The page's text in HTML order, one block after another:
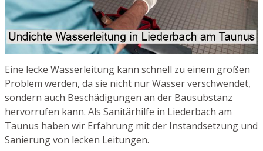
Eine lecke Wasserleitung kann schnell zu einem großen
Problem werden, da sie nicht nur Wasser verschwendet,
sondern auch Beschädigungen an der Bausubstanz
hervorrufen kann. Als Sanitärhilfe in Liederbach am
Taunus haben wir Erfahrung mit der Instandsetzung und
Sanierung von lecken Leitungen.